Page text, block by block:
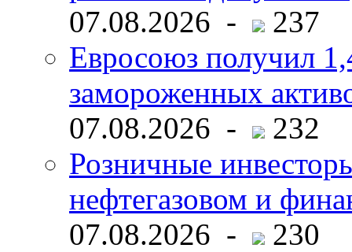
07.08.2026 -
237
Евросоюз получил
замороженных
07.08.2026 -
232
Розничные
нефтегазовом и
07.08.2026 -
230